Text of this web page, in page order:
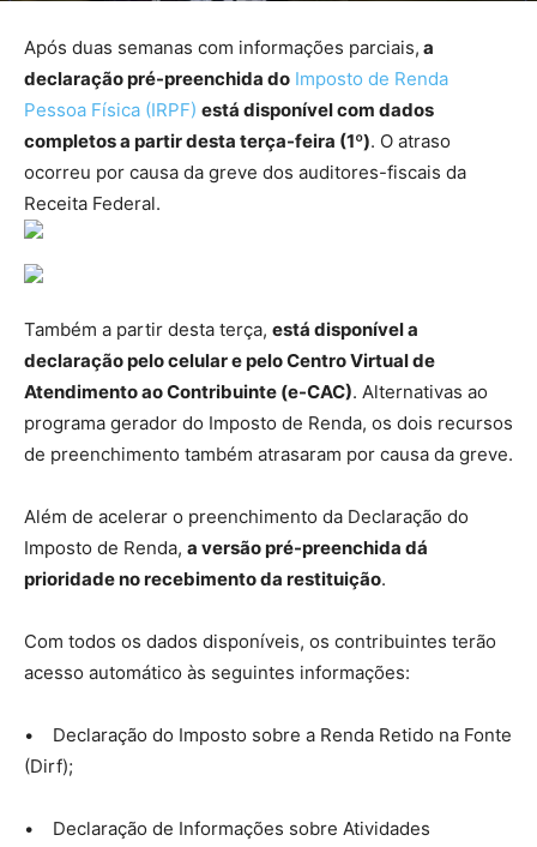
Após duas semanas com informações parciais, a
declaração pré-preenchida do Imposto de Renda
Pessoa Física (IRPF) está disponível com dados
completos a partir desta terça-feira (1º). O atraso
ocorreu por causa da greve dos auditores-fiscais da
Receita Federal.
Também a partir desta terça, está disponível a
declaração pelo celular e pelo Centro Virtual de
Atendimento ao Contribuinte (e-CAC). Alternativas ao
programa gerador do Imposto de Renda, os dois recursos
de preenchimento também atrasaram por causa da greve.
Além de acelerar o preenchimento da Declaração do
Imposto de Renda, a versão pré-preenchida dá
prioridade no recebimento da restituição.
Com todos os dados disponíveis, os contribuintes terão
acesso automático às seguintes informações:
• Declaração do Imposto sobre a Renda Retido na Fonte
(Dirf);
• Declaração de Informações sobre Atividades